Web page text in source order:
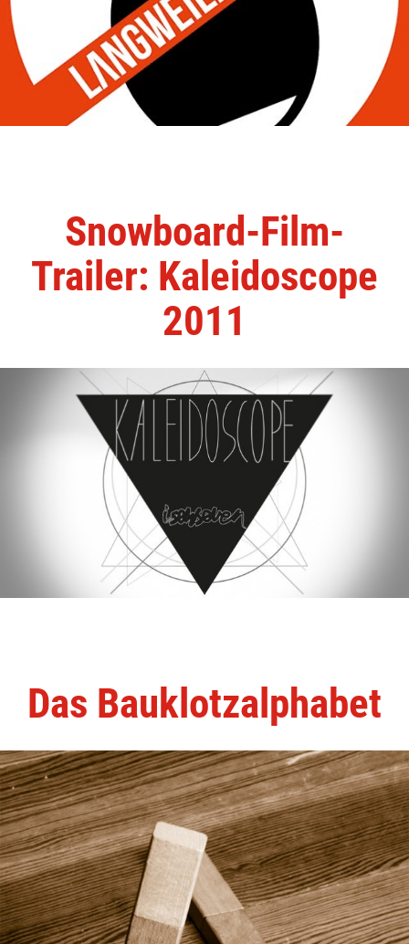
Snowboard-Film-
Trailer: Kaleidoscope
2011
Das Bauklotzalphabet